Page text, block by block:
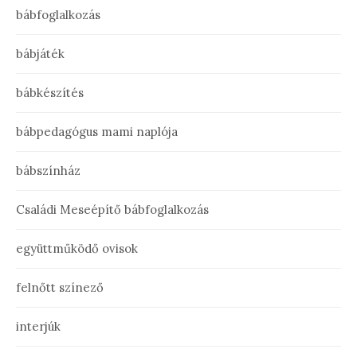
bábfoglalkozás
bábjáték
bábkészítés
bábpedagógus mami naplója
bábszínház
Családi Meseépítő bábfoglalkozás
együttműködő ovisok
felnőtt színező
interjúk